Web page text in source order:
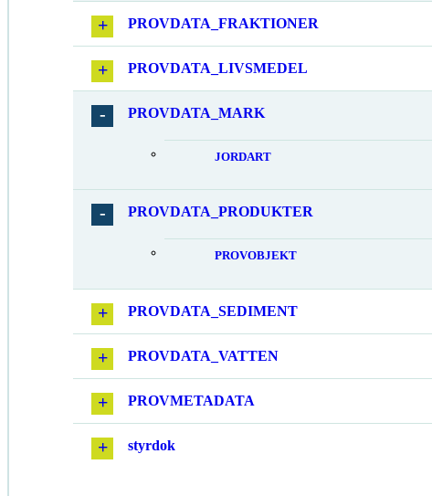
PROVDATA_FRAKTIONER
PROVDATA_LIVSMEDEL
PROVDATA_MARK
JORDART
PROVDATA_PRODUKTER
PROVOBJEKT
PROVDATA_SEDIMENT
PROVDATA_VATTEN
PROVMETADATA
styrdok